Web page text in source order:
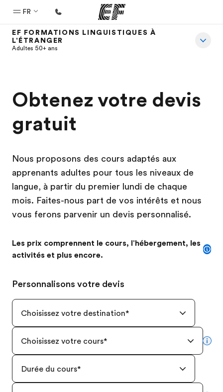
FR
Accueil
Nos offres
Bureaux
Trouver un bureau
A propos de nous
Qui sommes-nous ?
EF recrute
EF FORMATIONS LINGUISTIQUES À
L'ÉTRANGER
Adultes 50+ ans
Obtenez votre devis
gratuit
Nous proposons des cours adaptés aux
apprenants adultes pour tous les niveaux de
langue, à partir du premier lundi de chaque
mois. Faites-nous part de vos intérêts et nous
vous ferons parvenir un devis personnalisé.
Les prix comprennent le cours, l'hébergement, les
activités et plus encore.
Personnalisons votre devis
Choisissez votre destination*
Choisissez votre cours*
Durée du cours*